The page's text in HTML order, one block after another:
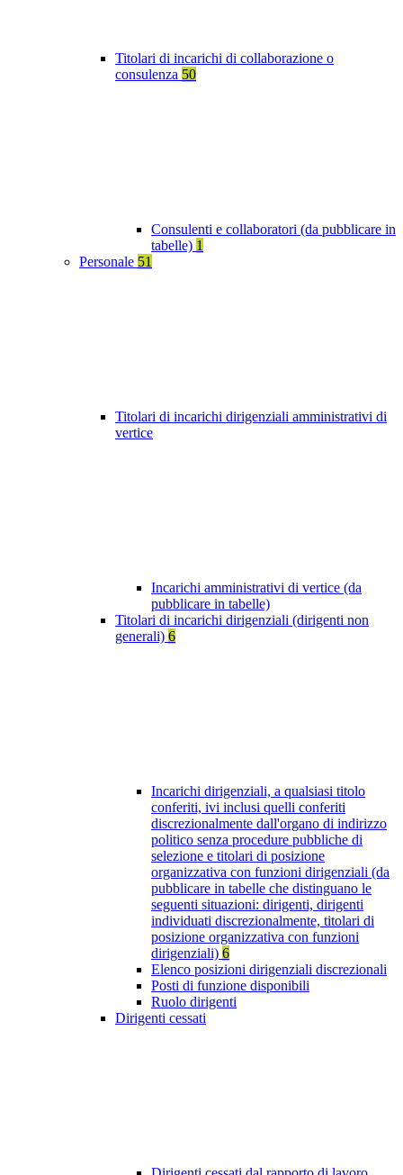
Titolari di incarichi di collaborazione o
consulenza 50
Consulenti e collaboratori (da pubblicare in
tabelle) 1
Personale 51
Titolari di incarichi dirigenziali amministrativi di
vertice
Incarichi amministrativi di vertice (da
pubblicare in tabelle)
Titolari di incarichi dirigenziali (dirigenti non
generali) 6
Incarichi dirigenziali, a qualsiasi titolo
conferiti, ivi inclusi quelli conferiti
discrezionalmente dall'organo di indirizzo
politico senza procedure pubbliche di
selezione e titolari di posizione
organizzativa con funzioni dirigenziali (da
pubblicare in tabelle che distinguano le
seguenti situazioni: dirigenti, dirigenti
individuati discrezionalmente, titolari di
posizione organizzativa con funzioni
dirigenziali) 6
Elenco posizioni dirigenziali discrezionali
Posti di funzione disponibili
Ruolo dirigenti
Dirigenti cessati